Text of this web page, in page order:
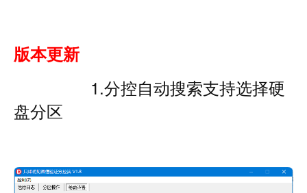
版本更新
1.分控自动搜索支持选择硬
盘分区